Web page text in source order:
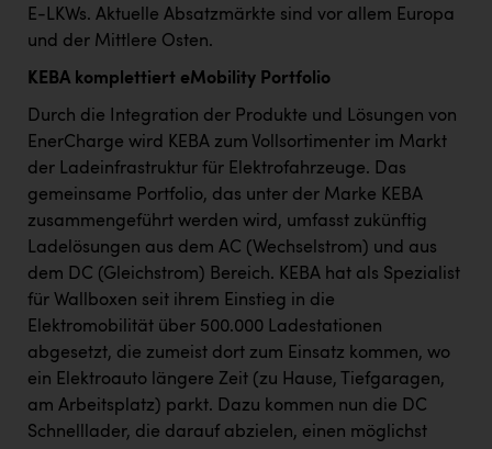
PÜSPÖK
REMAX
RE/MAX Welcome
Resch&Frisch
RUBBLE MASTER
Ruderclub Wels
SCRI - Salzburg Cancer Research Institute
SCHMACHTL GmbH
Schwingshandl - automation technology gmbh
Seher + Partner
E-LKWs. Aktuelle Absatzmärkte sind vor allem Europa
und der Mittlere Osten.
KEBA komplettiert eMobility Portfolio
Durch die Integration der Produkte und Lösungen von
EnerCharge wird KEBA zum Vollsortimenter im Markt
der Ladeinfrastruktur für Elektrofahrzeuge. Das
gemeinsame Portfolio, das unter der Marke KEBA
zusammengeführt werden wird, umfasst zukünftig
Ladelösungen aus dem AC (Wechselstrom) und aus
dem DC (Gleichstrom) Bereich. KEBA hat als Spezialist
für Wallboxen seit ihrem Einstieg in die
Elektromobilität über 500.000 Ladestationen
abgesetzt, die zumeist dort zum Einsatz kommen, wo
ein Elektroauto längere Zeit (zu Hause, Tiefgaragen,
am Arbeitsplatz) parkt. Dazu kommen nun die DC
Schnelllader, die darauf abzielen, einen möglichst